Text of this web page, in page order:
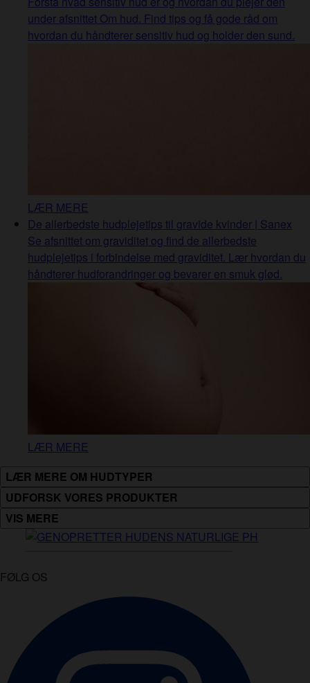
under afsnittet Om hud. Find tips og få gode råd om
hvordan du håndterer sensitiv hud og holder den sund.
LÆR MERE
De allerbedste hudplejetips til gravide kvinder | Sanex
Se afsnittet om graviditet og find de allerbedste
hudplejetips i forbindelse med graviditet. Lær hvordan du
håndterer hudforandringer og bevarer en smuk glød.
LÆR MERE
LÆR MERE OM HUDTYPER
UDFORSK VORES PRODUKTER
VIS MERE
FØLG OS